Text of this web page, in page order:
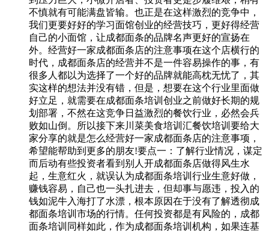
不慎就有可能满盘皆输。也正是在这样激烈的竞争中，
我们更要好好的学习面馆创业的经营技巧，更好得经营
自己的小面馆，让成都面条的品牌名声更好的宣扬在
外。经营好一家成都面条店的注意事项在这个店横行的
时代，成都面条店的经营并不是一件容易操作的事，有
很多人都以为选择了一个好的品牌就能高枕无忧了，其
实这样的想法并没有错，但是，想要在这个行业里面做
好立足，就需要在成都面条培训创业之前做好长期的规
划部署，不然在这竞争日益激烈的餐饮行业，必然会兵
败如山倒。所以接下来川菜美食培训汇餐饮培训要给大
家分享的就是怎么经营好一家成都面条店的注意事项，
希望能帮助到更多的朋友!要点一：了解行业情况，谋定
而后动有些投资者看到别人开成都面条店做得风生水
起，生意红火，就误认为成都面条培训行业生意好做，
赚钱容易，自己也一头扎进去，但却事与愿违，投入的
钱如泥牛入海打了水漂，根本原因在于没有了解透彻成
都面条培训市场的行情。任何投资都是有风险的，成都
面条培训同样如此，作为成都面条培训机构，如果连基